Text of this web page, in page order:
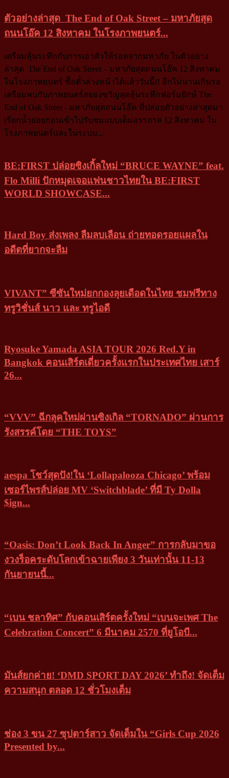
ตัวอย่างล่าสุด The End of Oak Street – มหาภัยสุด
ถนนโอ๊ค 12 สิงหาคม ในโรงภาพยนตร์...
เตรียมลุ้นระทึกกับการเอาตัวให้รอดจากมหาภัย ในตัวอย่าง
ล่าสุด The End of Oak Street – มหาภัยสุดถนนโอ๊ค 12 สิงหาคม
ในโรงภาพยนตร์ ซื้อตั๋วล่วงหน้าได้แล้ววันนี้!! อีกไม่นานเกินรอ
เตรียมพบกับภาพยนตร์สยองขวัญสุดลุ้นระทึกฟอร์มยักษ์ The
End of Oak Street - มหาภัยสุดถนนโอ๊ค ที่ปล่อยตัวอย่างล่าสุดมา
เรียกน้ำย่อยก่อนเข้าไปรับชมแบบเต็มอรรถรส 12 สิงหาคม ใน
โรงภาพยนตร์และในระบบ...
BE:FIRST ปล่อยซิงเกิ้ลใหม่ “BRUCE WAYNE” feat.
Flo Milli ปักหมุดเจอแฟนชาวไทยใน BE:FIRST
WORLD SHOWCASE...
Hard Boy ส่งเพลง ลืมลบเลือน ถ่ายทอดรอยแผลใน
อดีตที่ยากจะลืม
VIVANT” ซีซันใหม่ยกกองลุยเดือดในไทย ชมฟรีทาง
ทรูวิชั่นส์ นาว และ ทรูไอดี
Ryosuke Yamada ASIA TOUR 2026 Red.Y in
Bangkok คอนเสิร์ตเดี่ยวครั้งแรกในประเทศไทย เสาร์
26...
“VVV” ฉีกลุคใหม่ผ่านซิงเกิล “TORNADO” ผ่านการ
รังสรรค์โดย “THE TOYS”
aespa โชว์สุดปัง!ใน ‘Lollapalooza Chicago’ พร้อม
เซอร์ไพรส์ปล่อย MV ‘Switchblade’ ที่มี Ty Dolla
$ign...
“Oasis: Don’t Look Back In Anger” การกลับมาขอ
งวงร็อคระดับโลกเข้าฉายเพียง 3 วันเท่านั้น 11-13
กันยายนนี้...
“เบน ชลาทิศ” กับคอนเสิร์ตครั้งใหม่ “เบนจะเพศ The
Celebration Concert” 6 มีนาคม 2570 ที่ยูโอบี...
มันส์ยกค่าย! ‘DMD SPORT DAY 2026’ ทำถึง! จัดเต็ม
ความสนุก ตลอด 12 ชั่วโมงเต็ม
ช่อง 3 ขน 27 ซุปตาร์สาว จัดเต็มใน “Girls Cup 2026
Presented by...